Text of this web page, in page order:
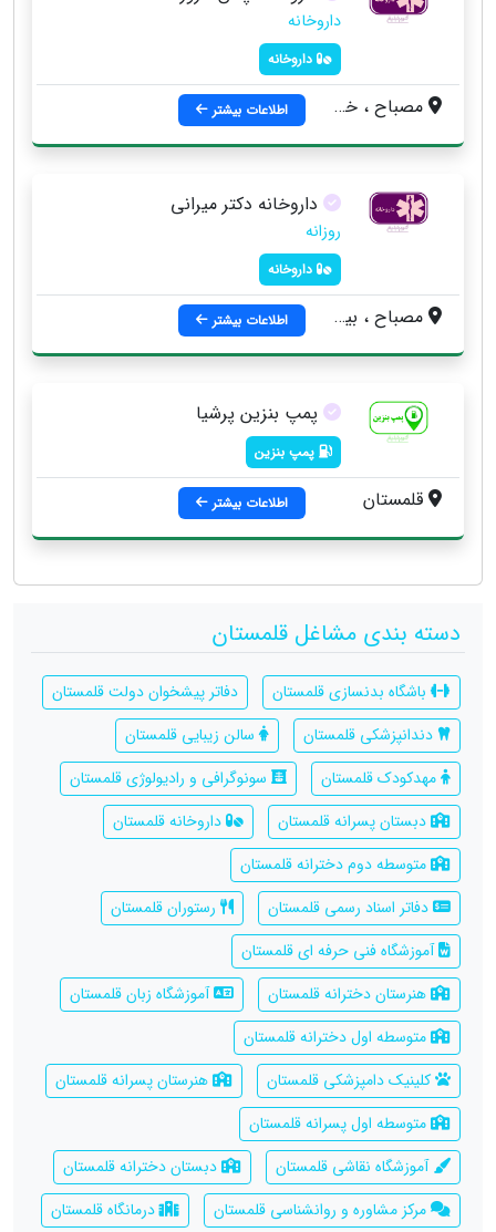
داروخانه
داروخانه
مصباح ، خيابان ذوب آهن ، قلمستان اطلاعات بیشتر
داروخانه دکتر میرانی
روزانه
داروخانه
مصباح ، بين 4راه مصباح و پمپ بنزين قلمستان اطلاعات بیشتر
پمپ بنزین پرشیا
پمپ بنزین
قلمستان اطلاعات بیشتر
دسته بندی مشاغل قلمستان
باشگاه بدنسازی قلمستان
دفاتر پیشخوان دولت قلمستان
دندانپزشکی قلمستان
سالن زیبایی قلمستان
مهدکودک قلمستان
سونوگرافی و رادیولوژی قلمستان
دبستان پسرانه قلمستان
داروخانه قلمستان
متوسطه دوم دخترانه قلمستان
دفاتر اسناد رسمی قلمستان
رستوران قلمستان
آموزشگاه فنی حرفه ای قلمستان
هنرستان دخترانه قلمستان
آموزشگاه زبان قلمستان
متوسطه اول دخترانه قلمستان
کلینیک دامپزشکی قلمستان
هنرستان پسرانه قلمستان
متوسطه اول پسرانه قلمستان
آموزشگاه نقاشی قلمستان
دبستان دخترانه قلمستان
مرکز مشاوره و روانشناسی قلمستان
درمانگاه قلمستان